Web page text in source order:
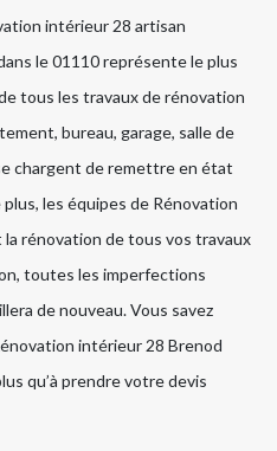
intérieur 28 artisan
le 01110 représente le plus
tous les travaux de rénovation
bureau, garage, salle de
chargent de remettre en état
les équipes de Rénovation
rénovation de tous vos travaux
toutes les imperfections
de nouveau. Vous savez
intérieur 28 Brenod
qu’à prendre votre devis